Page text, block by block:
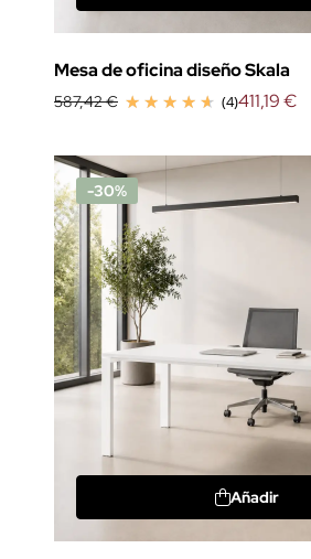
Mesa de oficina diseño Skala
587,42 € (4)411,19 €
-30%
Añadir